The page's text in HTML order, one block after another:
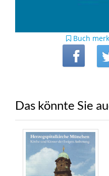
Buch
Das könnte Sie